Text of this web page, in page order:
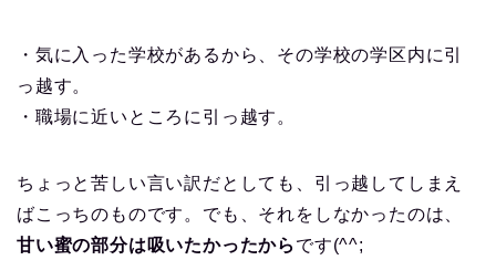
・気に入った学校があるから、その学校の学区内に引
っ越す。
・職場に近いところに引っ越す。
ちょっと苦しい言い訳だとしても、引っ越してしまえ
ばこっちのものです。でも、それをしなかったのは、
甘い蜜の部分は吸いたかったから です(^^;